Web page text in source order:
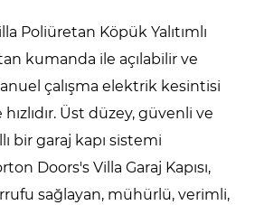
Poliüretan Köpük Yalıtımlı
kumanda ile açılabilir ve
çalışma elektrik kesintisi
hızlıdır. Üst düzey, güvenli ve
bir garaj kapı sistemi
Doors's Villa Garaj Kapısı,
sağlayan, mühürlü, verimli,